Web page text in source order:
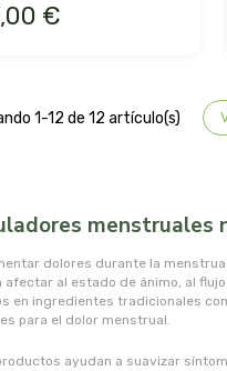
menstruales
dolores durante la
afectar al estado de ánimo, al
en ingredientes tradicionales
para el dolor menstrual.
ayudan a suavizar
€
1-12 de 12 artículo(s)